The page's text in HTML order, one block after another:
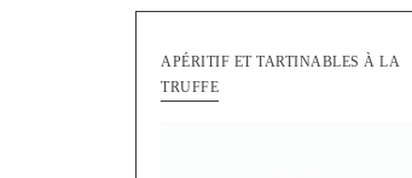
APÉRITIF ET TARTINABLES À LA
TRUFFE